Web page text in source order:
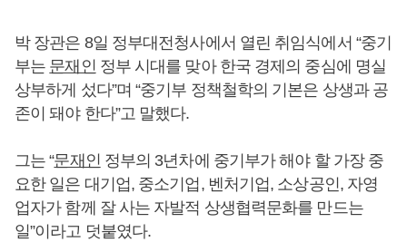
박 장관은 8일 정부대전청사에서 열린 취임식에서 “중기
부는 문재인 정부 시대를 맞아 한국 경제의 중심에 명실
상부하게 섰다”며 “중기부 정책철학의 기본은 상생과 공
존이 돼야 한다”고 말했다.
그는 “문재인 정부의 3년차에 중기부가 해야 할 가장 중
요한 일은 대기업, 중소기업, 벤처기업, 소상공인, 자영
업자가 함께 잘 사는 자발적 상생협력문화를 만드는
일”이라고 덧붙였다.